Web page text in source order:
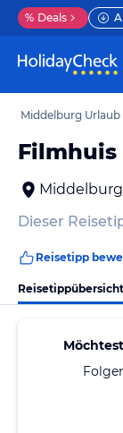
% Deals
Middelburg Urlaub
Filmhuis
Dieser
Reisetipp
Reisetippübersicht